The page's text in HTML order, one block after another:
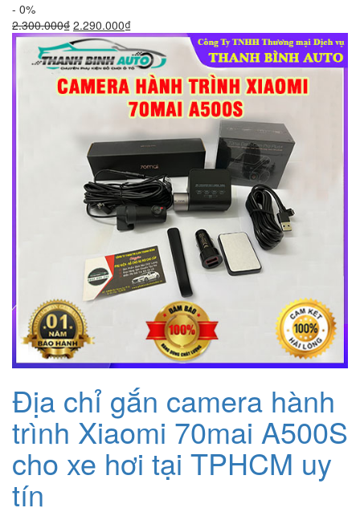
- 0%
2.300.000₫ Giá
gốc
là:
2.300.000₫.
2.290.000₫Giá
hiện
tại
là:
2.290.000₫.
Địa chỉ gắn camera hành
trình Xiaomi 70mai A500S
cho xe hơi tại TPHCM uy
tín